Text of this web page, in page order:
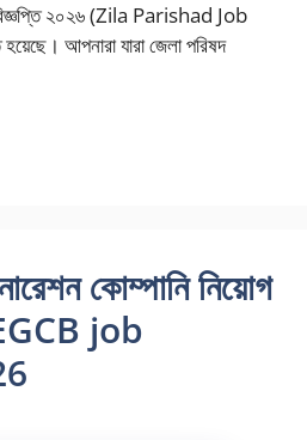
বিজ্ঞপ্তি ২০২৬ (Zila Parishad Job
আপনারা যারা জেলা পরিষদ
কোম্পানি নিয়োগ
job